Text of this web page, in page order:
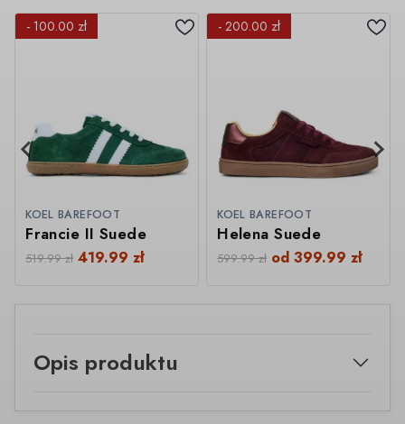
- 100.00 zł
KOEL BAREFOOT
Francie II Suede
519.99zł 419.99zł
- 200.00 zł
KOEL BAREFOOT
Helena Suede
599.99zł od399.99zł
Opis produktu